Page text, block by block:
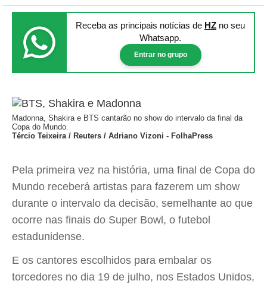
Receba as principais notícias de HZ no seu
Whatsapp.
Entrar no grupo
Madonna, Shakira e BTS cantarão no show do intervalo da final da
Copa do Mundo.
Tércio Teixeira / Reuters / Adriano Vizoni - FolhaPress
Pela primeira vez na história, uma final de Copa do
Mundo receberá artistas para fazerem um show
durante o intervalo da decisão, semelhante ao que
ocorre nas finais do Super Bowl, o futebol
estadunidense.
E os cantores escolhidos para embalar os
torcedores no dia 19 de julho, nos Estados Unidos,